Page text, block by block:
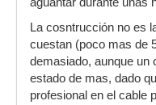
La cosntrucción no es
cuestan (poco mas de
demasiado, aunque un
estado de mas, dado
profesional en el cable